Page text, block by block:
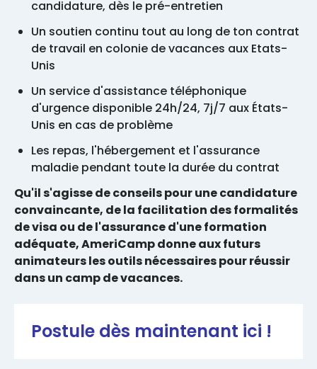
candidature, dès le pré-entretien
Un soutien continu tout au long de ton contrat
de travail en colonie de vacances aux Etats-
Unis
Un service d'assistance téléphonique
d'urgence disponible 24h/24, 7j/7 aux États-
Unis en cas de problème
Les repas, l'hébergement et l'assurance
maladie pendant toute la durée du contrat
Qu'il s'agisse de conseils pour une candidature
convaincante, de la facilitation des formalités
de visa ou de l'assurance d'une formation
adéquate, AmeriCamp donne aux futurs
animateurs les outils nécessaires pour réussir
dans un camp de vacances.
Postule dès maintenant ici !